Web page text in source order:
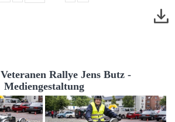
Rallye Jens Butz -
Mediengestaltung